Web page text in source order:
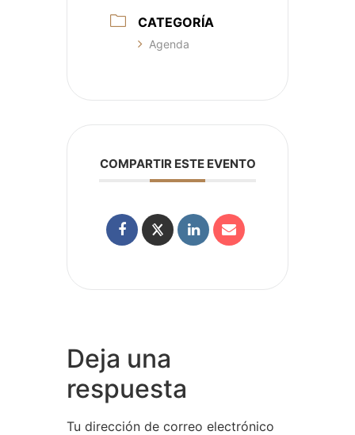
CATEGORÍA
Agenda
COMPARTIR ESTE EVENTO
Deja una
respuesta
Tu dirección de correo electrónico